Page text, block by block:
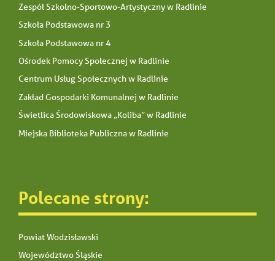
Zespół Szkolno-Sportowo-Artystyczny w Radlinie
Szkoła Podstawowa nr 3
Szkoła Podstawowa nr 4
Ośrodek Pomocy Społecznej w Radlinie
Centrum Usług Społecznych w Radlinie
Zakład Gospodarki Komunalnej w Radlinie
Świetlica Środowiskowa „Koliba” w Radlinie
Miejska Biblioteka Publiczna w Radlinie
Polecane strony:
Powiat Wodzisławski
Województwo Śląskie